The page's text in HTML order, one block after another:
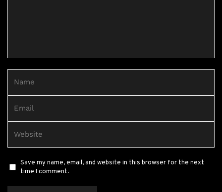
Save my name, email, and website in this browser for the next
time I comment.